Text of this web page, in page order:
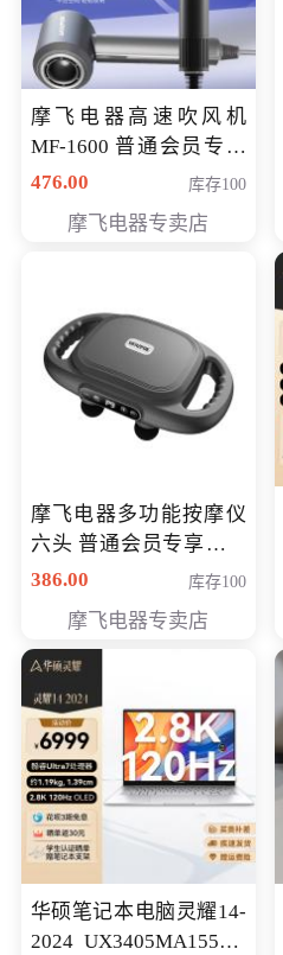
摩飞电器高速吹风机
MF-1600 普通会员专享
价298元
476.00 库存100
摩飞电器专卖店
摩飞电器多功能按摩仪
六头 普通会员专享价格
199元
386.00 库存100
摩飞电器专卖店
华硕笔记本电脑灵耀14-
2024 UX3405MA155夜